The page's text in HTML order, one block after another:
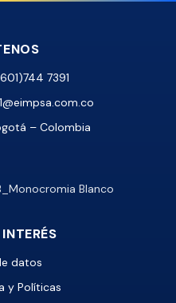
7391
– Colombia
datos
y Políticas